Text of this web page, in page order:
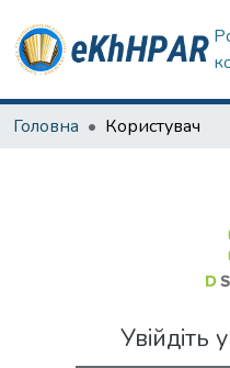
Головна Користувач
Увійдіть